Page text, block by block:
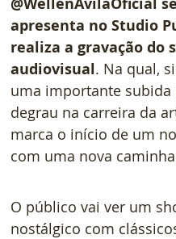
apresenta no Studio
realiza a gravação do
audiovisual. Na qual,
uma importante subida
degrau na carreira da
marca o início de um
com uma nova
O público vai ver um
nostálgico com